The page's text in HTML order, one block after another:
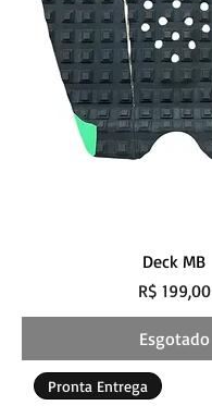
Deck MB
Preço
R$ 199,00
Esgotado
Pronta Entrega